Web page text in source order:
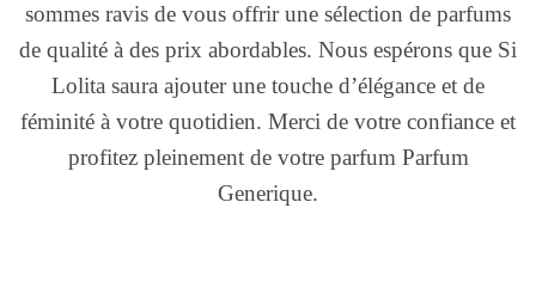
sommes ravis de vous offrir une sélection de parfums
de qualité à des prix abordables. Nous espérons que Si
Lolita saura ajouter une touche d’élégance et de
féminité à votre quotidien. Merci de votre confiance et
profitez pleinement de votre parfum Parfum
Generique.